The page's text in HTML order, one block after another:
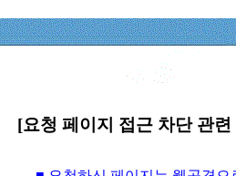
[요청 페이지 접근 차단 관